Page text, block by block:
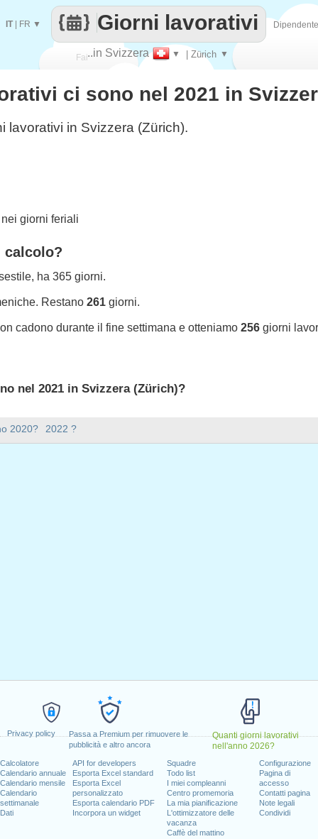
Privacy policy
Passa a Premium per rimuovere le
pubblicità e altro ancora
Quanti giorni lavorativi
nell'anno 2026?
Calcolatore
Calendario annuale
Calendario mensile
Calendario
settimanale
Dati
API for developers
Esporta Excel standard
Esporta Excel
personalizzato
Esporta calendario PDF
Incorpora un widget
Squadre
Todo list
I miei compleanni
Centro promemoria
La mia pianificazione
L'ottimizzatore delle
vacanza
Caffè del mattino
Configurazione
Pagina di
accesso
Contatti pagina
Note legali
Condividi
Fai
contare
..in Svizzera ▼ | Zürich ▼
Giorni lavorativi
IT| FR ▼
2020? 2022 ?
ci sono nel 2021 in
lavorativi in Svizzera (Zürich).
giorni feriali
calcolo?
ha 365 giorni.
Restano 261 giorni.
cadono durante il fine settimana e otteniamo 256 giorni
nel 2021 in Svizzera (Zürich)?
fine settimana
2021
1 agosto, 2021
2021